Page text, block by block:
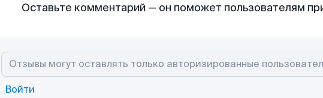
Оставьте комментарий — он поможет пользователям
Войти